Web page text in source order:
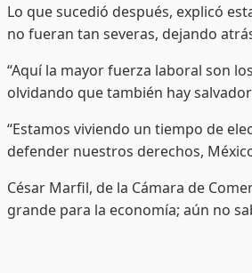
Lo que sucedió después, explicó
no fueran tan severas, dejando
“Aquí la mayor fuerza laboral son
olvidando que también hay
“Estamos viviendo un tiempo de
defender nuestros derechos,
César Marfil, de la Cámara de
grande para la economía; aún no